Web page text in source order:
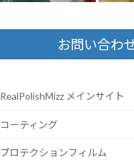
お問い合わ
RealPolishMizz メインサイト
コーティング
プロテクションフィルム